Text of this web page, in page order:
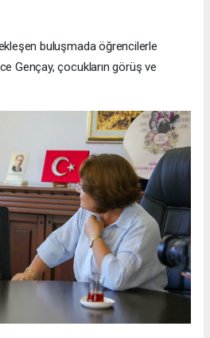
buluşmada öğrencilerle
Gençay, çocukların görüş ve